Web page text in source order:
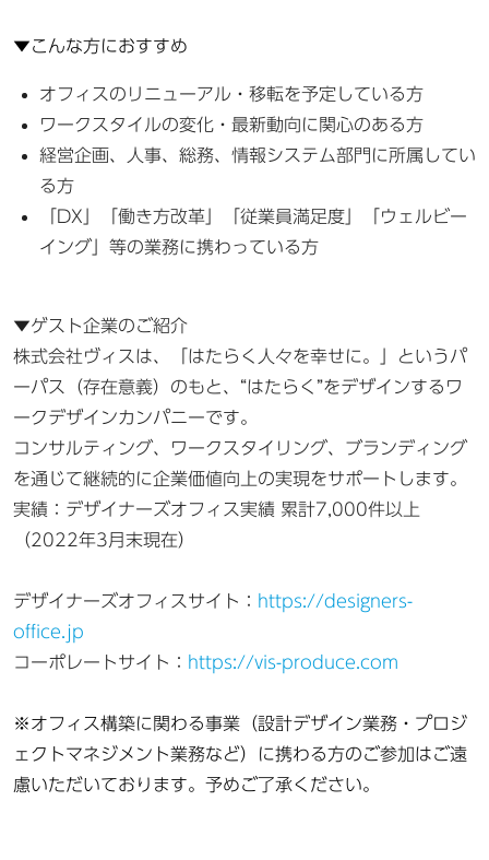
▼こんな方におすすめ
オフィスのリニューアル・移転を予定している方
ワークスタイルの変化・最新動向に関心のある方
経営企画、人事、総務、情報システム部門に所属してい
る方
「DX」「働き方改革」「従業員満足度」「ウェルビー
イング」等の業務に携わっている方
▼ゲスト企業のご紹介
株式会社ヴィスは、「はたらく人々を幸せに。」というパ
ーパス（存在意義）のもと、“はたらく”をデザインするワ
ークデザインカンパニーです。
コンサルティング、ワークスタイリング、ブランディング
を通じて継続的に企業価値向上の実現をサポートします。
実績：デザイナーズオフィス実績 累計7,000件以上
（2022年3月末現在）
デザイナーズオフィスサイト： https://designers-
office.jp
コーポレートサイト： https://vis-produce.com
※オフィス構築に関わる事業（設計デザイン業務・プロジ
ェクトマネジメント業務など）に携わる方のご参加はご遠
慮いただいております。予めご了承ください。